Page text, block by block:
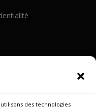
des technologies